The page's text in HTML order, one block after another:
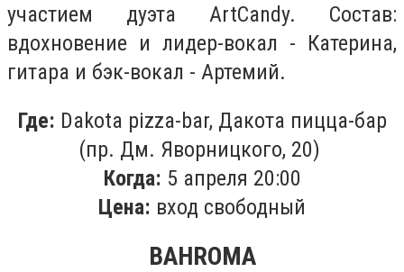
участием дуэта ArtCandy. Состав:
вдохновение и лидер-вокал - Катерина,
гитара и бэк-вокал - Артемий.
Где: Dakota pizza-bar, Дакота пицца-бар
(пр. Дм. Яворницкого, 20)
Когда: 5 апреля 20:00
Цена: вход свободный
BAHROMA